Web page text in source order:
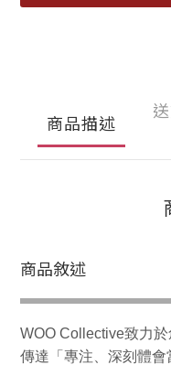
商品描述
商品敘述
WOO Collective致力
傳達「專注、深刻體